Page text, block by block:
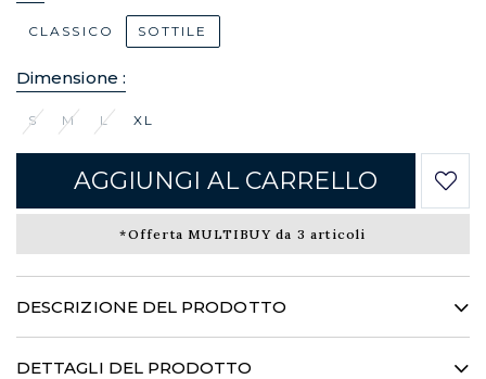
CLASSICO SOTTILE
Dimensione :
S M L XL
AGGIUNGI AL CARRELLO
*Offerta MULTIBUY da 3 articoli
DESCRIZIONE DEL PRODOTTO
cotone di incomparabile fluidità e morbidezza, questa
DETTAGLI DEL PRODOTTO